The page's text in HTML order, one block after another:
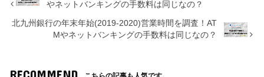
やネットバンキングの手数料は同じなの？
北九州銀行の年末年始(2019-2020)営業時間を調査！AT
Mやネットバンキングの手数料は同じなの？